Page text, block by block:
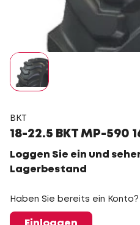
BKT
18-22.5 BKT MP-590
Loggen Sie ein und
Lagerbestand
Haben Sie bereits ein